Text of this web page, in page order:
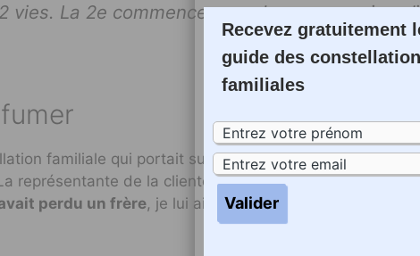
vies. La 2e commence quand on a compris
familiale qui portait sur l’arrêt du tabac,l’origine de
représentante de la cliente avait les yeux fixés sur
perdu un frère, je lui ai fait prononcer les paroles
Recevez gratuitement
guide des
familiales